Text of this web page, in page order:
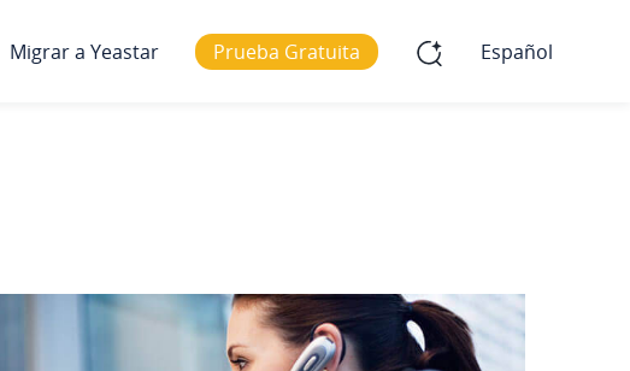
Migrar a Yeastar Prueba Gratuita Español